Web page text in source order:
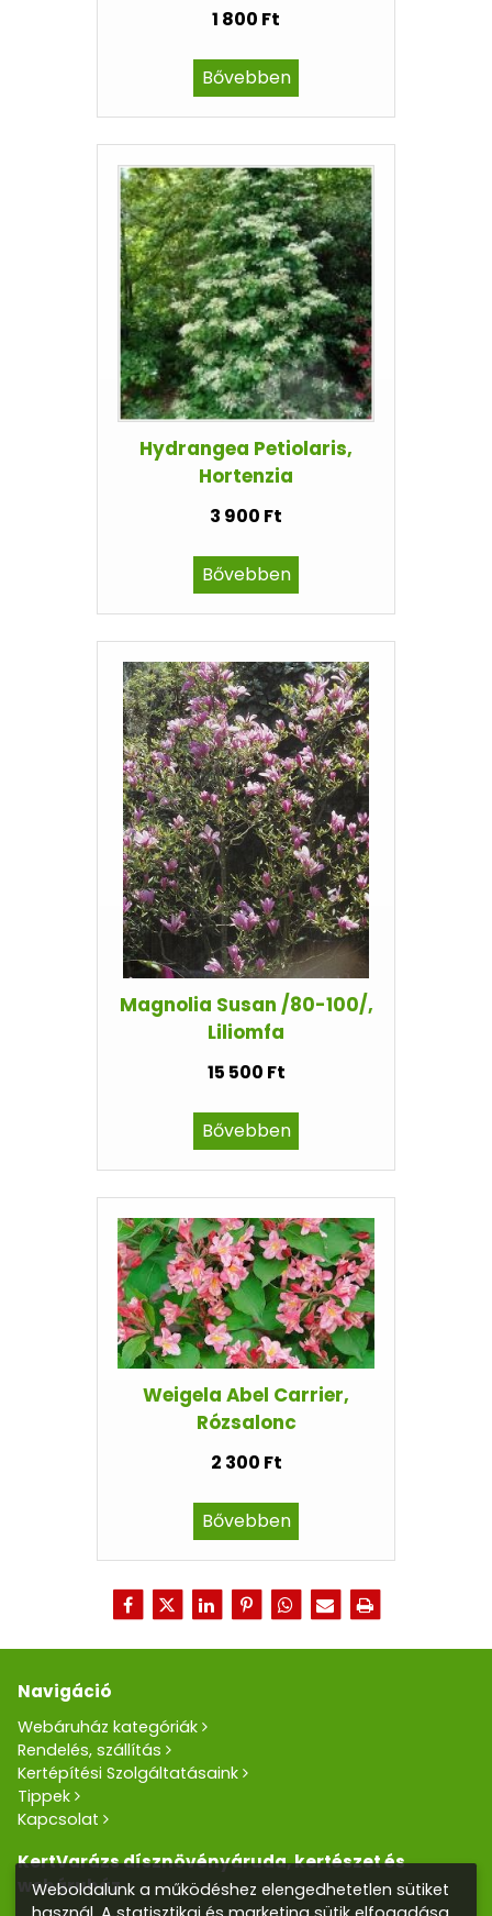
1 800 Ft
Bővebben
Hydrangea Petiolaris,
Hortenzia
3 900 Ft
Bővebben
Magnolia Susan /80-100/,
Liliomfa
15 500 Ft
Bővebben
Weigela Abel Carrier,
Rózsalonc
2 300 Ft
Bővebben
Navigáció
Webáruház kategóriák
Rendelés, szállítás
Kertépítési Szolgáltatásaink
Tippek
Kapcsolat
KertVarázs dísznövényáruda, kertészet és
webáruház
Weboldalunk a működéshez elengedhetetlen sütiket